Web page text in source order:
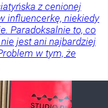
z cenionej
influencerkę, niekiedy
Paradoksalnie to, co
jest ani najbardziej
w tym, że